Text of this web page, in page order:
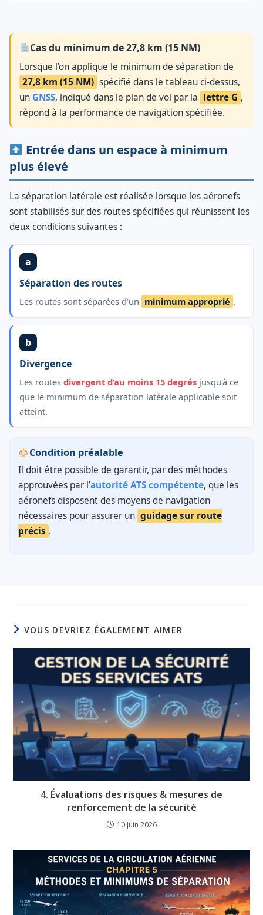
Cas du minimum de 27,8 km (15 NM)
Lorsque l’on applique le minimum de séparation de
27,8 km (15 NM) spécifié dans le tableau ci-dessus,
un GNSS, indiqué dans le plan de vol par la lettre G ,
répond à la performance de navigation spécifiée.
Entrée dans un espace à minimum
plus élevé
La séparation latérale est réalisée lorsque les aéronefs
sont stabilisés sur des routes spécifiées qui réunissent les
deux conditions suivantes :
a
Séparation des routes
Les routes sont séparées d’un minimum approprié .
b
Divergence
Les routes divergent d’au moins 15 degrés jusqu’à ce
que le minimum de séparation latérale applicable soit
atteint.
Condition préalable
Il doit être possible de garantir, par des méthodes
approuvées par l’autorité ATS compétente, que les
aéronefs disposent des moyens de navigation
nécessaires pour assurer un guidage sur route
précis .
VOUS DEVRIEZ ÉGALEMENT AIMER
4. Évaluations des risques & mesures de
renforcement de la sécurité
10 juin 2026